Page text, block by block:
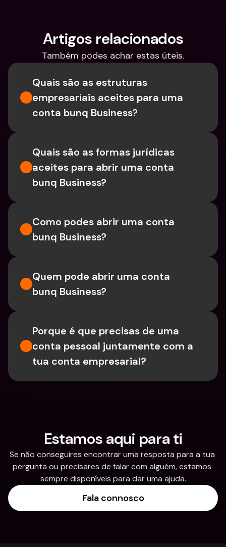
Artigos relacionados
Também podes achar estas úteis.
Quais são as estruturas
empresariais aceites para uma
conta bunq Business?
Quais são as formas jurídicas
aceites para abrir uma conta
bunq Business?
Como podes abrir uma conta
bunq Business?
Quem pode abrir uma conta
bunq Business?
Porque é que precisas de uma
conta pessoal juntamente com a
tua conta empresarial?
Estamos aqui para ti
Se não conseguires encontrar uma resposta para a tua
pergunta ou precisares de falar com alguém, estamos
sempre disponíveis para dar uma ajuda.
Fala connosco